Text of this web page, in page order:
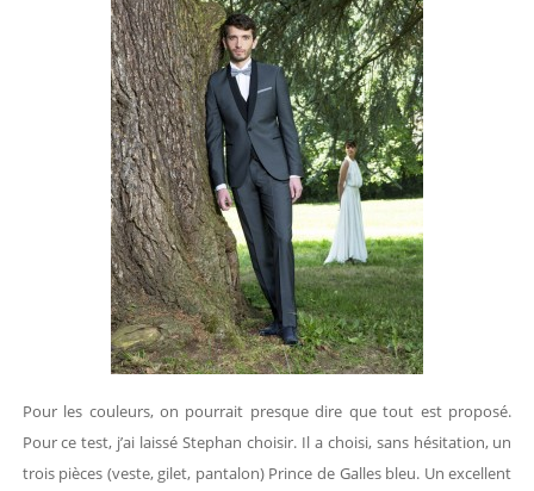
Pour les couleurs, on pourrait presque dire que tout est proposé.
Pour ce test, j’ai laissé Stephan choisir. Il a choisi, sans hésitation, un
trois pièces (veste, gilet, pantalon) Prince de Galles bleu. Un excellent